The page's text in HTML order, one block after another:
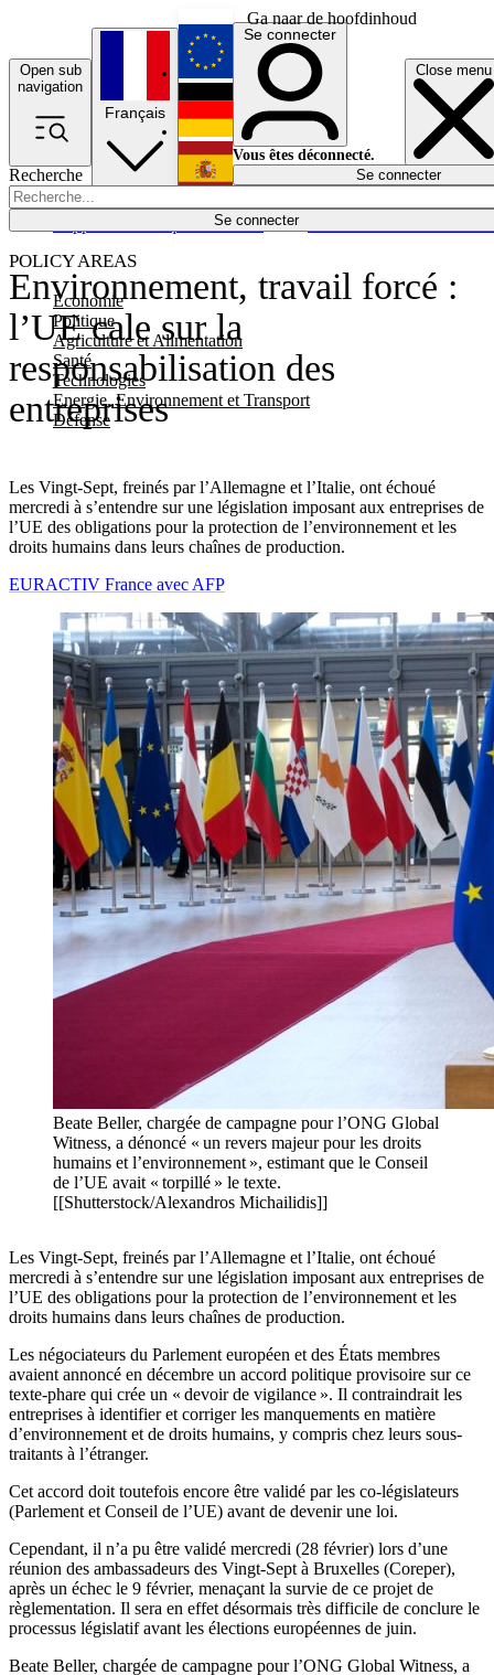
Ga naar de hoofdinhoud
Open sub
navigation
Close menu
Recherche
Se connecter
POLICY AREAS
Economie
Politique
Agriculture et Alimentation
Santé
Technologies
Energie, Environnement et Transport
Défense
Économie
Français
English
Deutsch
Español
Se connecter
Vous êtes déconnecté.
Se connecter
Environnement, travail forcé :
l’UE cale sur la
responsabilisation des
entreprises
Les Vingt-Sept, freinés par l’Allemagne et l’Italie, ont échoué
mercredi à s’entendre sur une législation imposant aux entreprises de
l’UE des obligations pour la protection de l’environnement et les
droits humains dans leurs chaînes de production.
EURACTIV France avec AFP
Beate Beller, chargée de campagne pour l’ONG Global
Witness, a dénoncé « un revers majeur pour les droits
humains et l’environnement », estimant que le Conseil
de l’UE avait « torpillé » le texte.
[[Shutterstock/Alexandros Michailidis]]
Les Vingt-Sept, freinés par l’Allemagne et l’Italie, ont échoué
mercredi à s’entendre sur une législation imposant aux entreprises de
l’UE des obligations pour la protection de l’environnement et les
droits humains dans leurs chaînes de production.
Les négociateurs du Parlement européen et des États membres
avaient annoncé en décembre un accord politique provisoire sur ce
texte-phare qui crée un « devoir de vigilance ». Il contraindrait les
entreprises à identifier et corriger les manquements en matière
d’environnement et de droits humains, y compris chez leurs sous-
traitants à l’étranger.
Cet accord doit toutefois encore être validé par les co-législateurs
(Parlement et Conseil de l’UE) avant de devenir une loi.
Cependant, il n’a pu être validé mercredi (28 février) lors d’une
réunion des ambassadeurs des Vingt-Sept à Bruxelles (Coreper),
après un échec le 9 février, menaçant la survie de ce projet de
règlementation. Il sera en effet désormais très difficile de conclure le
processus législatif avant les élections européennes de juin.
Beate Beller, chargée de campagne pour l’ONG Global Witness, a